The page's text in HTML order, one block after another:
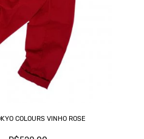
COLOURS VINHO ROSE